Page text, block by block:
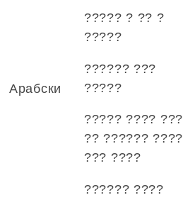
Арабски
????? ? ?? ?
?????
?????? ???
?????
????? ???? ???
?? ?????? ????
??? ????
?????? ????